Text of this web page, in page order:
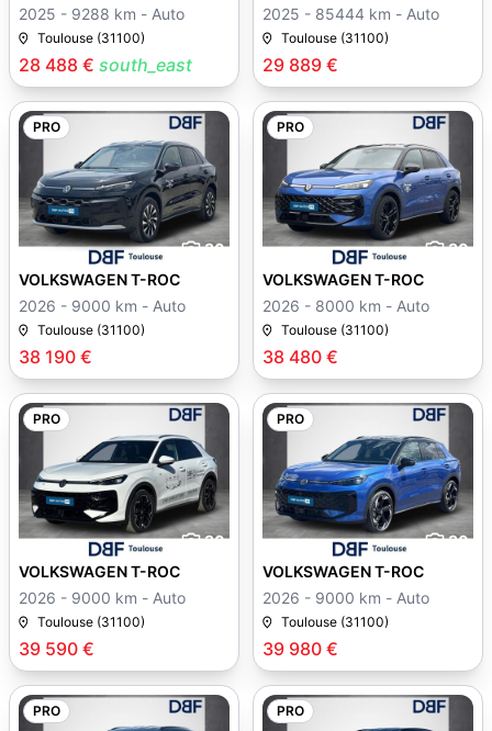
28 488 € south_east
2025 - 9288 km - Auto
Toulouse (31100)
29 889 €
2025 - 85444 km - Auto
Toulouse (31100)
PRO
30
38 190 €
VOLKSWAGEN T-ROC
2026 - 9000 km - Auto
Toulouse (31100)
PRO
30
38 480 €
VOLKSWAGEN T-ROC
2026 - 8000 km - Auto
Toulouse (31100)
PRO
30
39 590 €
VOLKSWAGEN T-ROC
2026 - 9000 km - Auto
Toulouse (31100)
PRO
30
39 980 €
VOLKSWAGEN T-ROC
2026 - 9000 km - Auto
Toulouse (31100)
PRO PRO